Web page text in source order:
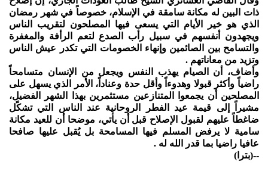
ذات البين له مكانة سامقة في الإسلام، خصوصاً في شهر رمضان
الذي هو خير الأيام التي يسعى فيها المصلحون لتقريب الناس
ويجهدون أنفسهم في سبيل رأب الصدع لتعم الرأفة والمغفرة
والتسامح بين الصائمين وإنهاء الخصومات التي تكدر عيش الناس
وتزيد من معاناتهم .
وأضاف، أن الصيام يهذب النفس ويجعل من الإنسان متسامحاً
راضياً وأكثر قبولا وهدوءاً وأقل حدة وعناداً، الأمر الذي يسهل على
المصلحين أن يجمعوا المتنازعين مستثمرين بهذا الشهر الفضيل،
مشيراً إلى قيمة عيد الفطر الروحانية عند الناس التي تشكّل
ضاغطاً عليهم لقبول الإصلاح قبل أن يأتي، موضحا أن للعيد مكانة
سامية لا يرفض المسلم فيها المسامحة بل يُقبل عليها صافحا
عافيا راضيا بما قدر الله له .
--(بترا)